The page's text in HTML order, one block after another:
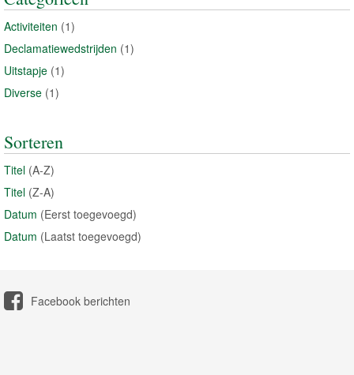
Activiteiten (1)
Declamatiewedstrijden (1)
Uitstapje (1)
Diverse (1)
Sorteren
Titel (A-Z)
Titel (Z-A)
Datum (Eerst toegevoegd)
Datum (Laatst toegevoegd)
Facebook berichten